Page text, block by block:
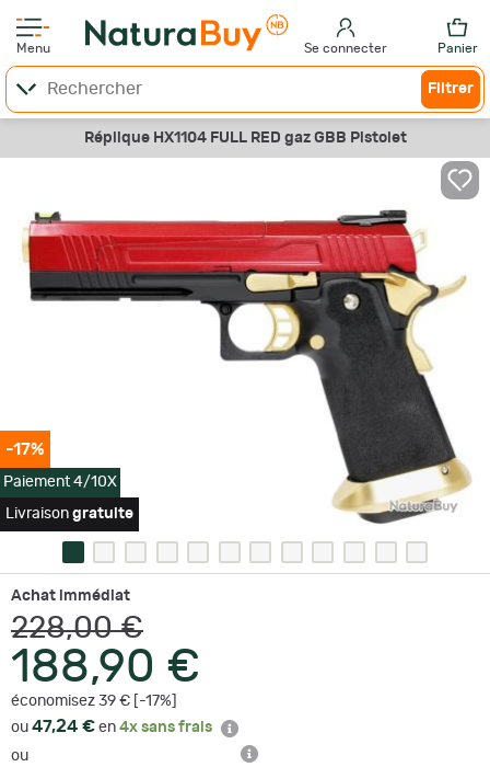
Menu Se connecter Panier
Filtrer
Réplique HX1104 FULL RED gaz GBB Pistolet
-17%
Paiement 4/10X
Livraison gratuite
Achat immédiat
228,00 €
188,90 €
économisez 39 € [-17%]
ou 47,24 € en 4x sans frais
ou